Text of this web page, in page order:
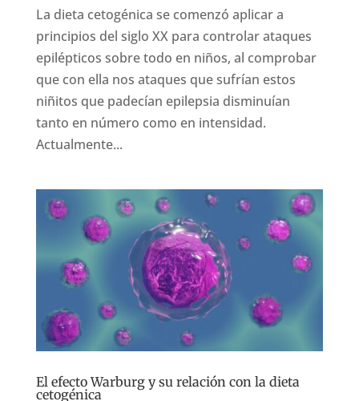
La dieta cetogénica se comenzó aplicar a
principios del siglo XX para controlar ataques
epilépticos sobre todo en niños, al comprobar
que con ella nos ataques que sufrían estos
niñitos que padecían epilepsia disminuían
tanto en número como en intensidad.
Actualmente...
El efecto Warburg y su relación con la dieta
cetogénica